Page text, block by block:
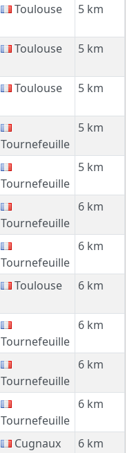
Toulouse 5 km
Toulouse 5 km
Toulouse 5 km
Tournefeuille
5 km
Tournefeuille
5 km
Tournefeuille
6 km
Tournefeuille
6 km
Toulouse 6 km
Tournefeuille
6 km
Tournefeuille
6 km
Tournefeuille
6 km
Cugnaux 6 km